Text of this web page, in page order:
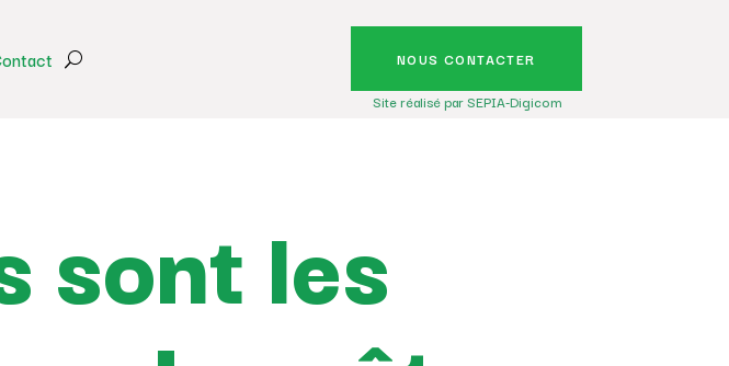
NOUS CONTACTER
Site réalisé par SEPIA-Digicom
sont les